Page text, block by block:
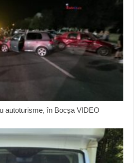
autoturisme, în Bocșa VIDEO